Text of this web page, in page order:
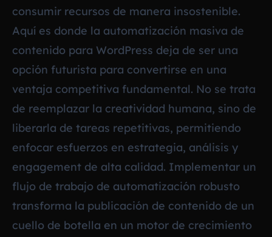
consumir recursos de manera insostenible.
Aquí es donde la automatización masiva de
contenido para WordPress deja de ser una
opción futurista para convertirse en una
ventaja competitiva fundamental. No se trata
de reemplazar la creatividad humana, sino de
liberarla de tareas repetitivas, permitiendo
enfocar esfuerzos en estrategia, análisis y
engagement de alta calidad. Implementar un
flujo de trabajo de automatización robusto
transforma la publicación de contenido de un
cuello de botella en un motor de crecimiento